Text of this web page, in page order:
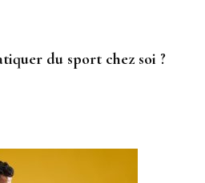
du sport chez soi ?